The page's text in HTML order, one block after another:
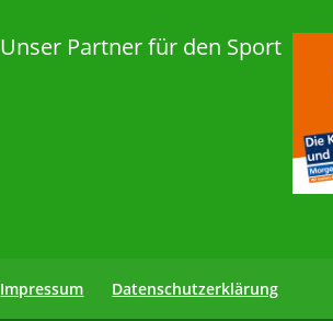
Unser Partner für den Sport
Impressum Datenschutzerklärung